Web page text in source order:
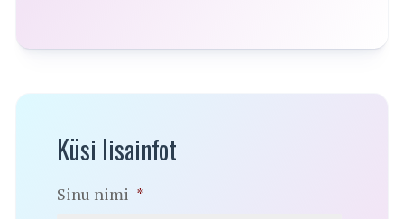
Küsi lisainfot
Sinu nimi *